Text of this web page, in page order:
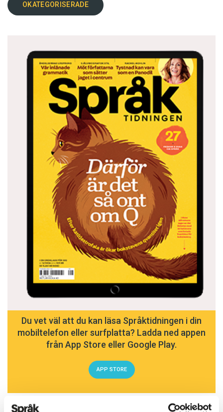
OKATEGORISERADE
Du vet väl att du kan läsa Språktidningen i din
mobiltelefon eller surfplatta? Ladda ned appen
från App Store eller Google Play.
APP STORE